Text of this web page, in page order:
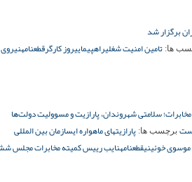
برگزار شد
ها: تامین امنیت شغلیراهپیماییروز کارگرقطعنامهنیروی
سلامتی شهروندان، پارازیت و مسوولیت دولت‌ها
برچسب ها: پارازیتهای ماهواره ایسازمان بین المللی
موسوی خوئینیقطعنامهنایب رییس کمیته مخابرات مجلس